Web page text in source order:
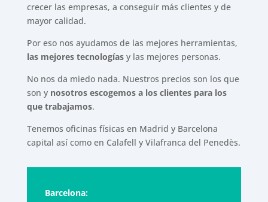
crecer las empresas, a conseguir más clientes y de
mayor calidad.
Por eso nos ayudamos de las mejores herramientas,
las mejores tecnologíasy las mejores personas.
No nos da miedo nada. Nuestros precios son los que
son y nosotros escogemos a los clientes para los
que trabajamos.
Tenemos oficinas físicas en Madrid y Barcelona
capital así como en Calafell y Vilafranca del Penedès.
Barcelona: